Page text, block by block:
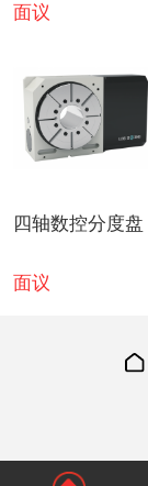
面议
四轴数控分度盘
面议